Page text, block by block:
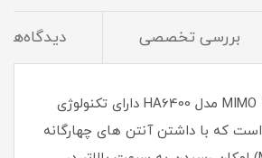
بررسی تخصصی دیدگاه‌ها
مودم رومیزی MIMO 4x4 مدل HA6400 دارای تکنولوژی
4.5G LTE CAT6 است که با داشتن آنتن های چهارگانه